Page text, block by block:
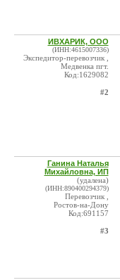
ИВХАРИК, ООО
(ИНН:4615007336)
Экспедитор-перевозчик ,
Медвенка пгт.
Код:1629082
#2
Ганина Наталья
Михайловна, ИП
(удалена)
(ИНН:890400294379)
Перевозчик ,
Ростов-на-Дону
Код:691157
#3